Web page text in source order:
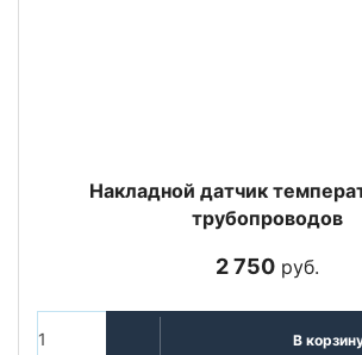
Накладной датчик
трубопроводов
2 750руб.
В